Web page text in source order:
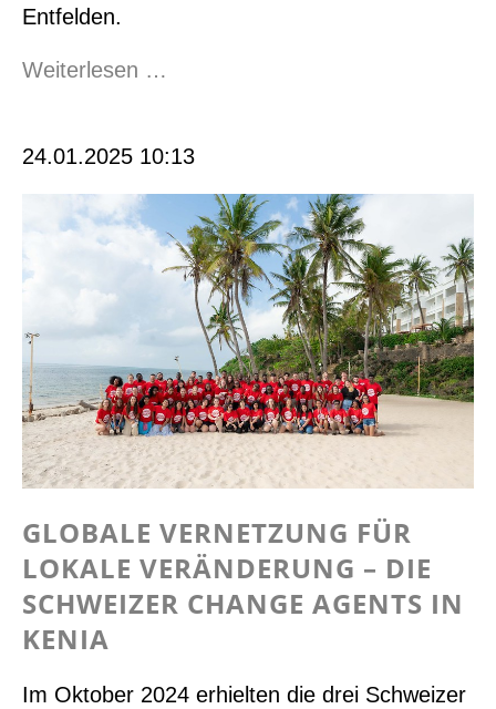
Entfelden.
Weiterlesen …
24.01.2025 10:13
GLOBALE VERNETZUNG FÜR
LOKALE VERÄNDERUNG – DIE
SCHWEIZER CHANGE AGENTS IN
KENIA
Im Oktober 2024 erhielten die drei Schweizer